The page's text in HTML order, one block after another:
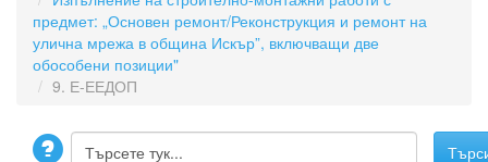
предмет: „Основен ремонт/Реконструкция и ремонт на
улична мрежа в община Искър”, включващи две
обособени позиции"
9. Е-ЕЕДОП